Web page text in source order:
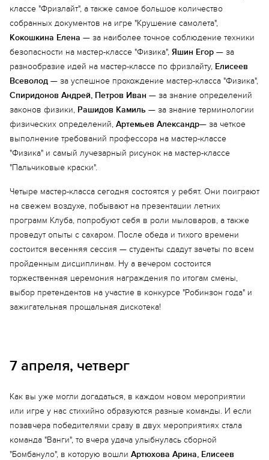
классе "Фризлайт", а также самое большое количество
собранных документов на игре "Крушение самолета",
Кокошкина Елена — за наиболее точное соблюдение техники
безопасности на мастер-классе "Физика", Яшин Егор — за
разнообразие идей на мастер-классе по фризлайту, Елисеев
Всеволод — за успешное прохождение мастер-класса "Физика",
Спиридонов Андрей, Петров Иван — за знание определений
законов физики, Рашидов Камиль — за знание терминологии
физических определений, Артемьев Александр— за четкое
выполнение требований профессора на мастер-классе
"Физика" и самый лучезарный рисунок на мастер-классе
"Пальчиковые краски".
Четыре мастер-класса сегодня состоятся у ребят. Они поиграют
на свежем воздухе, побывают на презентации летних
программ Клуба, попробуют себя в роли мыловаров, а также
проведут опыты с сахаром. После обеда и тихого времени
состоится весенняя сессия — студенты сдадут зачеты по всем
пройденным дисциплинам. Ну а вечером состоится
торжественная церемония награждения по итогам смены,
выбор претендентов на участие в конкурсе "Робинзон года" и
зажигательная прощальная дискотека!
7 апреля, четверг
Как вы уже могли догадаться, в каждом новом мероприятии
или игре у нас стихийно образуются разные команды. И если
позавчера победителями сразу в двух мероприятиях стала
команда "Ванги", то вчера удача улыбнулась сборной
"Бомбануло", в которую вошли Артюхова Арина, Елисеев